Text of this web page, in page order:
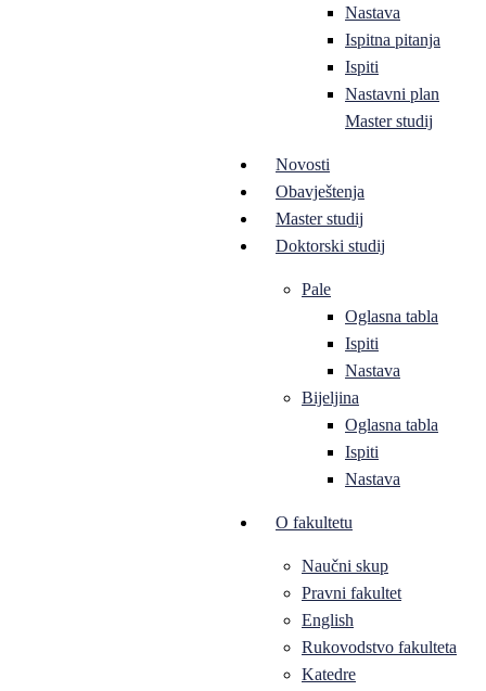
Nastava
Ispitna pitanja
Ispiti
Nastavni plan
Master studij
Novosti
Obavještenja
Master studij
Doktorski studij
Pale
Oglasna tabla
Ispiti
Nastava
Bijeljina
Oglasna tabla
Ispiti
Nastava
O fakultetu
Naučni skup
Pravni fakultet
English
Rukovodstvo fakulteta
Katedre